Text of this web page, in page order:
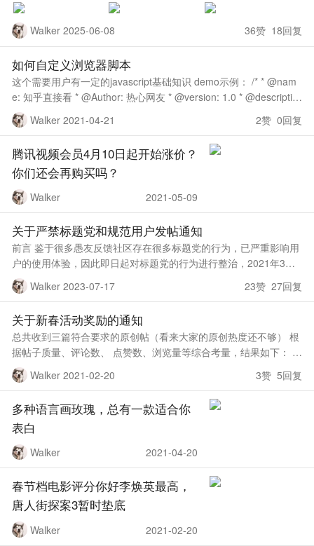
Walker 2025-06-08 36赞 18回复
如何自定义浏览器脚本
这个需要用户有一定的javascript基础知识 demo示例： /* * @nam
e: 知乎直接看 * @Author: 热心网友 * @version: 1.0 * @descriptio
n: 去
Walker 2021-04-21 2赞 0回复
腾讯视频会员4月10日起开始涨价？
你们还会再购买吗？ ​​​
Walker 2021-05-09
关于严禁标题党和规范用户发帖通知
前言 鉴于很多愚友反馈社区存在很多标题党的行为，已严重影响用
户的使用体验，因此即日起对标题党的行为进行整治，2021年3月1
号前请大家自行检查和学习发帖规范，3月1号后如果仍有不规范的
管理会给予删除处
Walker 2023-07-17 23赞 27回复
关于新春活动奖励的通知
总共收到三篇符合要求的原创帖（看来大家的原创热度还不够） 根
据帖子质量、评论数、 点赞数、浏览量等综合考量，结果如下： 一
等奖 【原创】#教程# 轻松访问play商店，无需安装三件套 二等奖
【原创
Walker 2021-02-20 3赞 5回复
多种语言画玫瑰，总有一款适合你
表白
Walker 2021-04-20
春节档电影评分你好李焕英最高，
唐人街探案3暂时垫底
Walker 2021-02-20